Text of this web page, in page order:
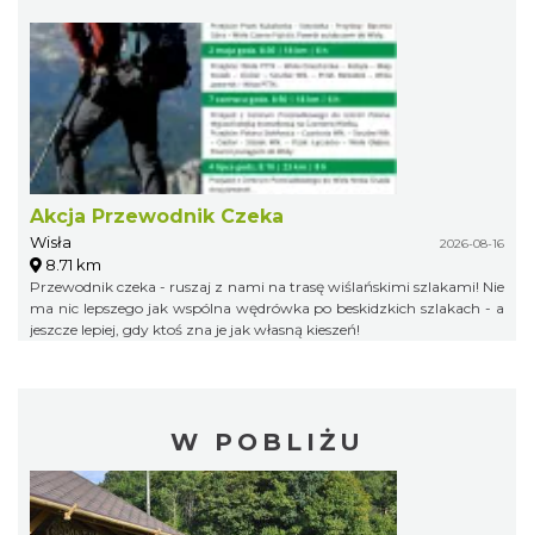
Akcja Przewodnik Czeka
Wisła 2026-08-16
8.71 km
Przewodnik czeka - ruszaj z nami na trasę wiślańskimi szlakami! Nie
ma nic lepszego jak wspólna wędrówka po beskidzkich szlakach - a
jeszcze lepiej, gdy ktoś zna je jak własną kieszeń!
W POBLIŻU